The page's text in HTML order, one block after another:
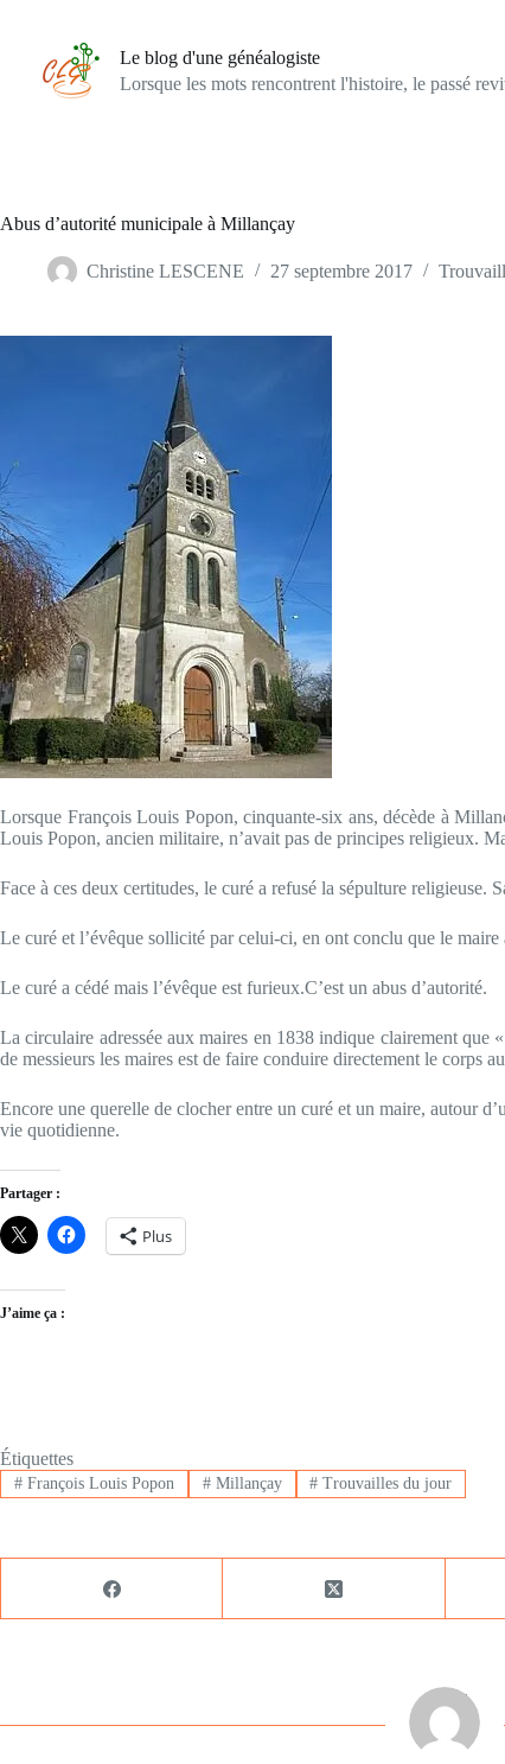
Le blog d'une généalogiste
Lorsque les mots rencontrent l'histoire, le passé
Abus d’autorité municipale à Millançay
Christine LESCENE 27 septembre 2017
Lorsque François Louis Popon, cinquante-six ans, décède à
Louis Popon, ancien militaire, n’avait pas de principes religieux.
Face à ces deux certitudes, le curé a refusé la sépulture
Le curé et l’évêque sollicité par celui-ci, en ont conclu que le
Le curé a cédé mais l’évêque est furieux.C’est un abus d’autorité.
La circulaire adressée aux maires en 1838 indique clairement que
de messieurs les maires est de faire conduire directement le corps
Encore une querelle de clocher entre un curé et un maire, autour
vie quotidienne.
Partager :
Plus
J’aime ça :
Étiquettes
#François Louis Popon #Millançay # Trouvailles du jour